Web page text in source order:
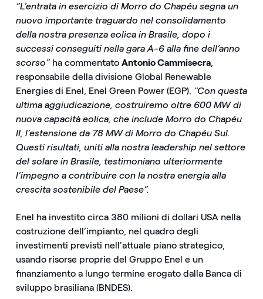
“L’entrata in esercizio di Morro do Chapéu segna un
nuovo importante traguardo nel consolidamento
della nostra presenza eolica in Brasile, dopo i
successi conseguiti nella gara A-6 alla fine dell’anno
scorso” ha commentato Antonio Cammisecra,
responsabile della divisione Global Renewable
Energies di Enel, Enel Green Power (EGP). “Con questa
ultima aggiudicazione, costruiremo oltre 600 MW di
nuova capacità eolica, che include Morro do Chapéu
II, l’estensione da 78 MW di Morro do Chapéu Sul.
Questi risultati, uniti alla nostra leadership nel settore
del solare in Brasile, testimoniano ulteriormente
l’impegno a contribuire con la nostra energia alla
crescita sostenibile del Paese”.
Enel ha investito circa 380 milioni di dollari USA nella
costruzione dell’impianto, nel quadro degli
investimenti previsti nell'attuale piano strategico,
usando risorse proprie del Gruppo Enel e un
finanziamento a lungo termine erogato dalla Banca di
sviluppo brasiliana (BNDES).